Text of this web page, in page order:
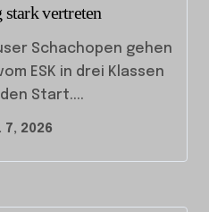
stark vertreten
Schachopen gehen
ESK in drei Klassen
Start....
7, 2026